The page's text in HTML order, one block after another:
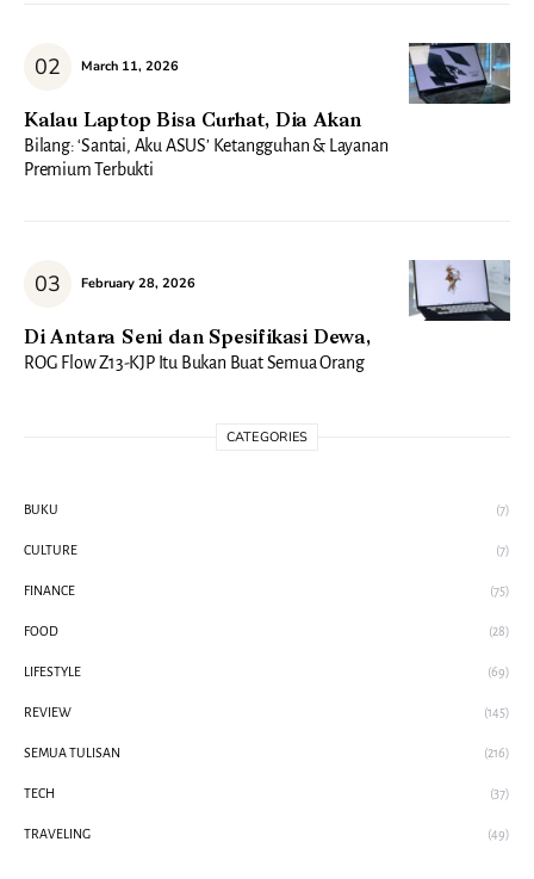
March 11, 2026
Kalau Laptop Bisa Curhat, Dia Akan
Bilang: ‘Santai, Aku ASUS’ Ketangguhan & Layanan
Premium Terbukti
February 28, 2026
Di Antara Seni dan Spesifikasi Dewa,
ROG Flow Z13-KJP Itu Bukan Buat Semua Orang
CATEGORIES
BUKU (7)
CULTURE (7)
FINANCE (75)
FOOD (28)
LIFESTYLE (69)
REVIEW (145)
SEMUA TULISAN (216)
TECH (37)
TRAVELING (49)